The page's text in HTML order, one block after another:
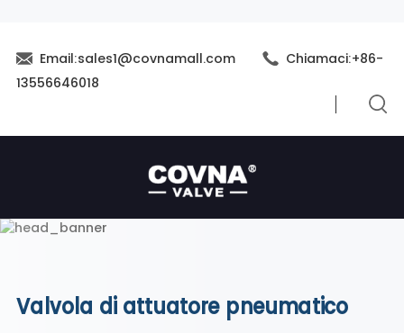
Email:sales1@covnamall.com
Chiamaci:+86-
13556646018
Valvola di attuatore pneumatico